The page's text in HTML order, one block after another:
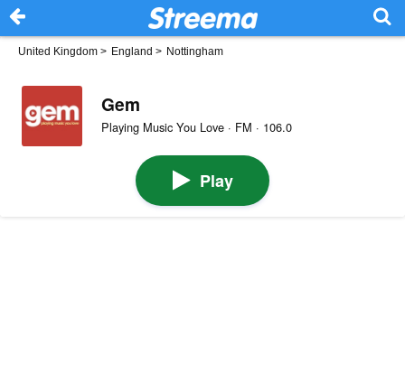
United Kingdom > England > Nottingham
Gem
Playing Music You Love · FM · 106.0
Play